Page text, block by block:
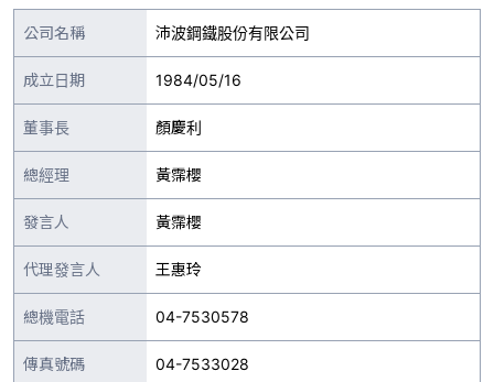
公司名稱 沛波鋼鐵股份有限公司
成立日期 1984/05/16
董事長 顏慶利
總經理 黃霈櫻
發言人 黃霈櫻
代理發言人 王惠玲
總機電話 04-7530578
傳真號碼 04-7533028